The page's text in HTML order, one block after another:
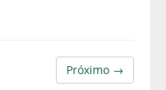
Próximo →